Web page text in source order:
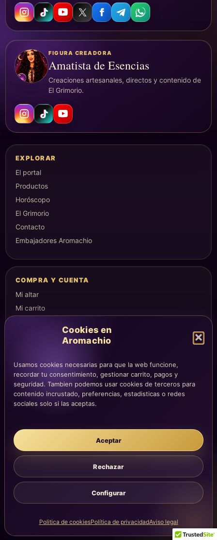
Cookies en
Aromachio
Usamos cookies necesarias para que la web funcione,
recordar tu consentimiento, gestionar carrito, pagos y
seguridad. Tambien podemos usar cookies de terceros para
contenido incrustado, preferencias, estadisticas o redes
sociales solo si las aceptas.
Aceptar
Rechazar
Configurar
Politica de cookiesPolítica de privacidadAviso legal
FIGURA CREADORA
Amatista de Esencias
Creaciones artesanales, directos y contenido de
El Grimorio.
EXPLORAR
El portal
Productos
Horóscopo
El Grimorio
Contacto
Embajadores Aromachio
COMPRA Y CUENTA
Mi altar
Mi carrito
Condiciones de compra
LEGAL
Aviso legal
Cookies
La atención, dirección y correos quedan centralizados en la página
Contacto.
Acompañamiento simbólico y sensorial. No sustituye consejo
médico, legal, psicológico o profesional.
Creado con calma, intención y una experiencia guiada.